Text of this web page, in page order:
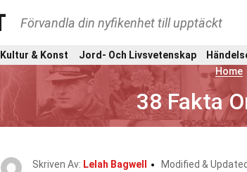
Förvandla din nyfikenhet till upptäckt
Kultur & Konst Jord- Och Livsvetenskap
Home
38 Fakta
Skriven Av: Lelah Bagwell Modified &